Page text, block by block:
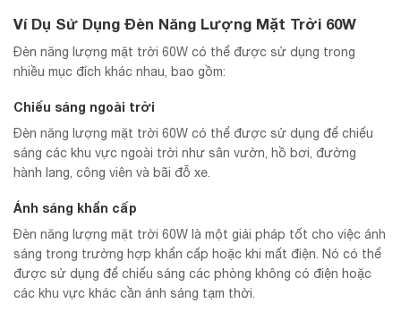
Ví Dụ Sử Dụng Đèn Năng Lượng Mặt Trời 60W
Đèn năng lượng mặt trời 60W có thể được sử dụng trong
nhiều mục đích khác nhau, bao gồm:
Chiếu sáng ngoài trời
Đèn năng lượng mặt trời 60W có thể được sử dụng để chiếu
sáng các khu vực ngoài trời như sân vườn, hồ bơi, đường
hành lang, công viên và bãi đỗ xe.
Ánh sáng khẩn cấp
Đèn năng lượng mặt trời 60W là một giải pháp tốt cho việc ánh
sáng trong trường hợp khẩn cấp hoặc khi mất điện. Nó có thể
được sử dụng để chiếu sáng các phòng không có điện hoặc
các khu vực khác cần ánh sáng tạm thời.